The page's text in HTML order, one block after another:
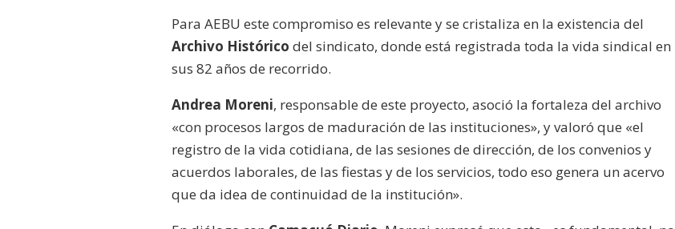
volumen.
Para AEBU este compromiso es relevante y se cristaliza en la existencia del
Archivo Históricodel sindicato, donde está registrada toda la vida sindical en
sus 82 años de recorrido.
Andrea Moreni, responsable de este proyecto, asoció la fortaleza del archivo
«con procesos largos de maduración de las instituciones», y valoró que «el
registro de la vida cotidiana, de las sesiones de dirección, de los convenios y
acuerdos laborales, de las fiestas y de los servicios, todo eso genera un acervo
que da idea de continuidad de la institución».